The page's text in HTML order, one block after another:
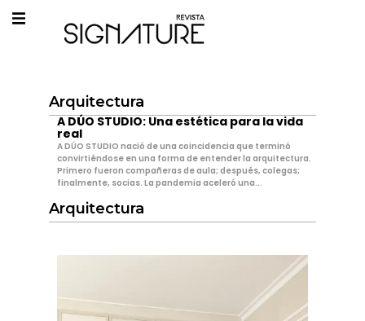
Arquitectura
A DÚO STUDIO: Una estética para la vida
real
A DÚO STUDIO nació de una coincidencia que terminó
convirtiéndose en una forma de entender la arquitectura.
Primero fueron compañeras de aula; después, colegas;
finalmente, socias. La pandemia aceleró una...
Arquitectura